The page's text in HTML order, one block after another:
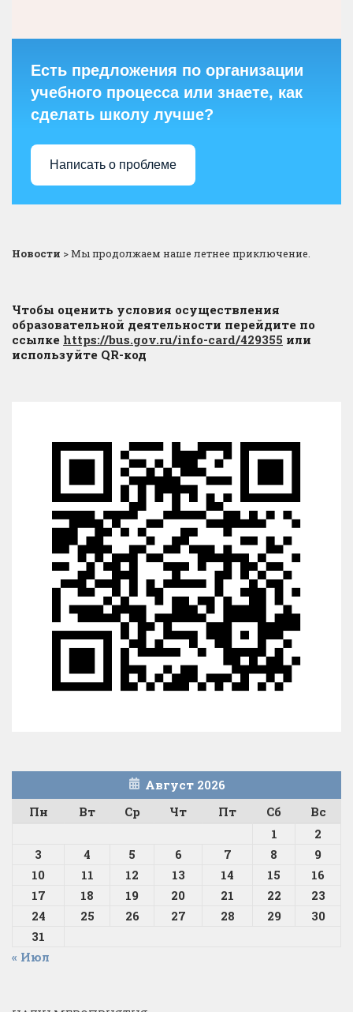
Есть предложения по организации
учебного процесса или знаете, как
сделать школу лучше?
Написать о проблеме
Новости >Мы продолжаем наше летнее приключение.
Чтобы оценить условия осуществления
образовательной деятельности перейдите по
ссылке https://bus.gov.ru/info-card/429355 или
используйте QR-код
Август 2026
Пн
Вт Ср Чт Пт Сб
Вс
1
2
3
4 5 6 7 8
9
10
11 12 13 14 15
16
17
18 19 20 21 22
23
24
25 26 27 28 29
30
31
« Июл